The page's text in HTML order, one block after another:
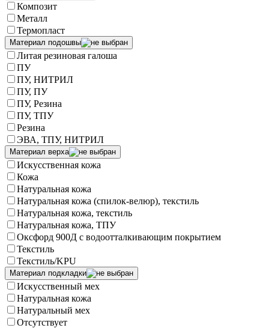
Композит
Металл
Термопласт
Материал подошвы
Литая резиновая галоша
ПУ
ПУ, НИТРИЛ
ПУ, ПУ
ПУ, Резина
ПУ, ТПУ
Резина
ЭВА, ТПУ, НИТРИЛ
Материал верха
Искусственная кожа
Кожа
Натуральная кожа
Натуральная кожа (спилок-велюр), текстиль
Натуральная кожа, текстиль
Натуральная кожа, ТПУ
Оксфорд 900Д с водоотталкивающим покрытием
Текстиль
Текстиль/KPU
Материал подкладки
Искусственный мех
Натуральная кожа
Натуральный мех
Отсутствует